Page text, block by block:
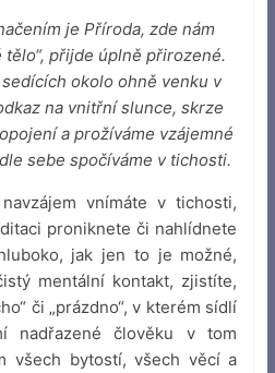
je Příroda, zde nám
tělo“, přijde úplně přirozené.
okolo ohně venku v
na vnitřní slunce, skrze
a prožíváme vzájemné
sebe spočíváme v tichosti.
vnímáte v tichosti,
proniknete či nahlídnete
jak jen to je možné,
mentální kontakt, zjistíte,
či „prázdno“, v kterém sídlí
nadřazené člověku v tom
všech bytostí, všech věcí a